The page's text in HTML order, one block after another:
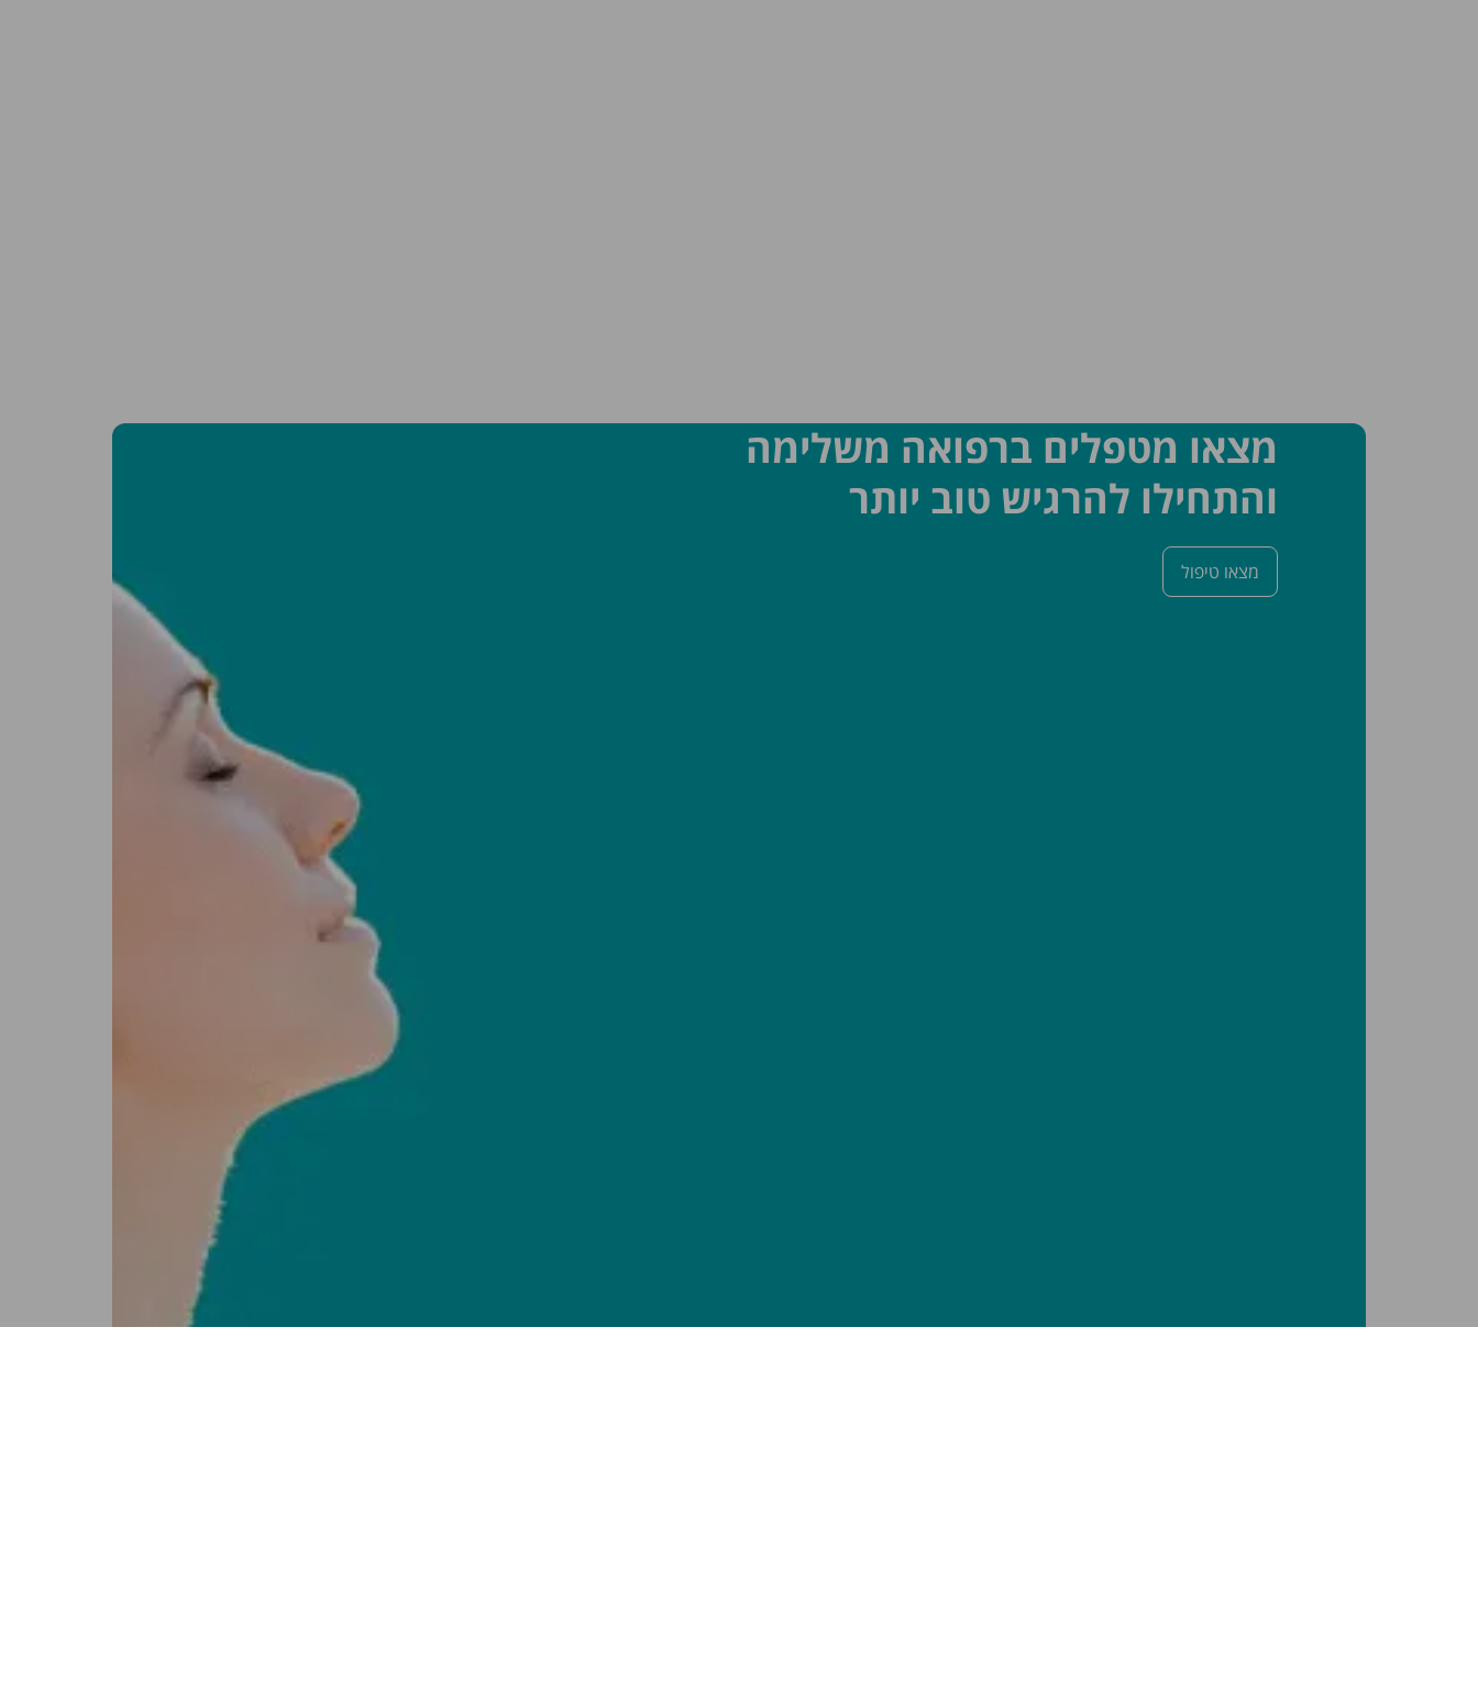
מצאו מטפלים ברפואה משלימה
והתחילו להרגיש טוב יותר
מצאו טיפול